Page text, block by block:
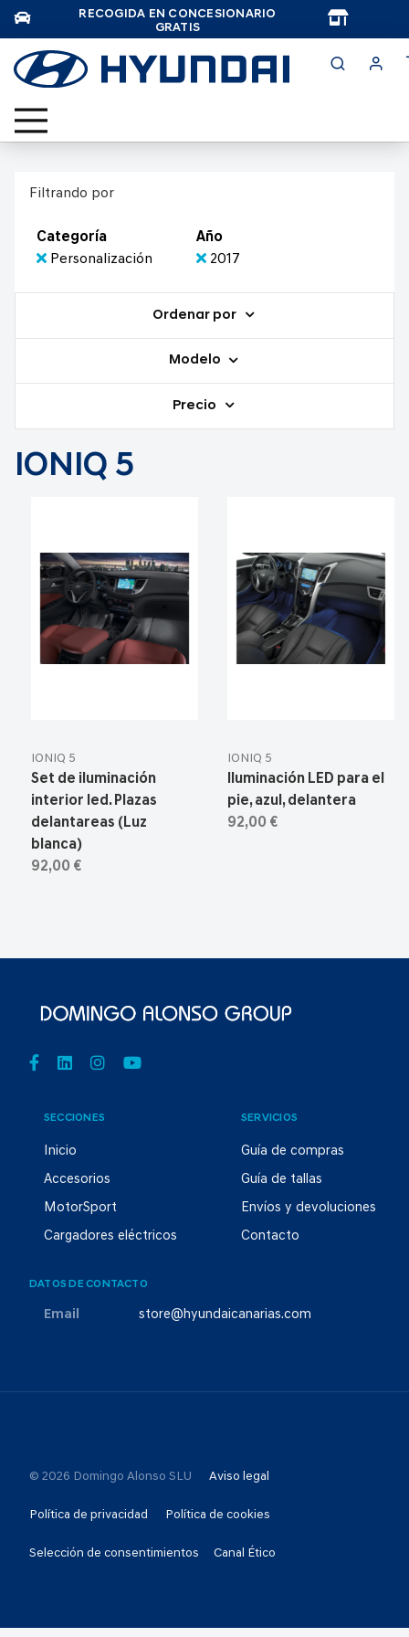
RECOGIDA EN CONCESIONARIO
GRATIS
Filtrando por
Categoría
Personalización
Año
2017
Ordenar por
Modelo
Precio
IONIQ 5
IONIQ 5
Set de iluminación
interior led. Plazas
delantareas (Luz
blanca)
92,00 €
IONIQ 5
Iluminación LED para el
pie, azul, delantera
92,00 €
SECCIONES
Inicio
Accesorios
MotorSport
Cargadores eléctricos
SERVICIOS
Guía de compras
Guía de tallas
Envíos y devoluciones
Contacto
DATOS DE CONTACTO
Email store@hyundaicanarias.com
© 2026 Domingo Alonso SLU Aviso legal
Política de privacidad Política de cookies
Selección de consentimientos Canal Ético